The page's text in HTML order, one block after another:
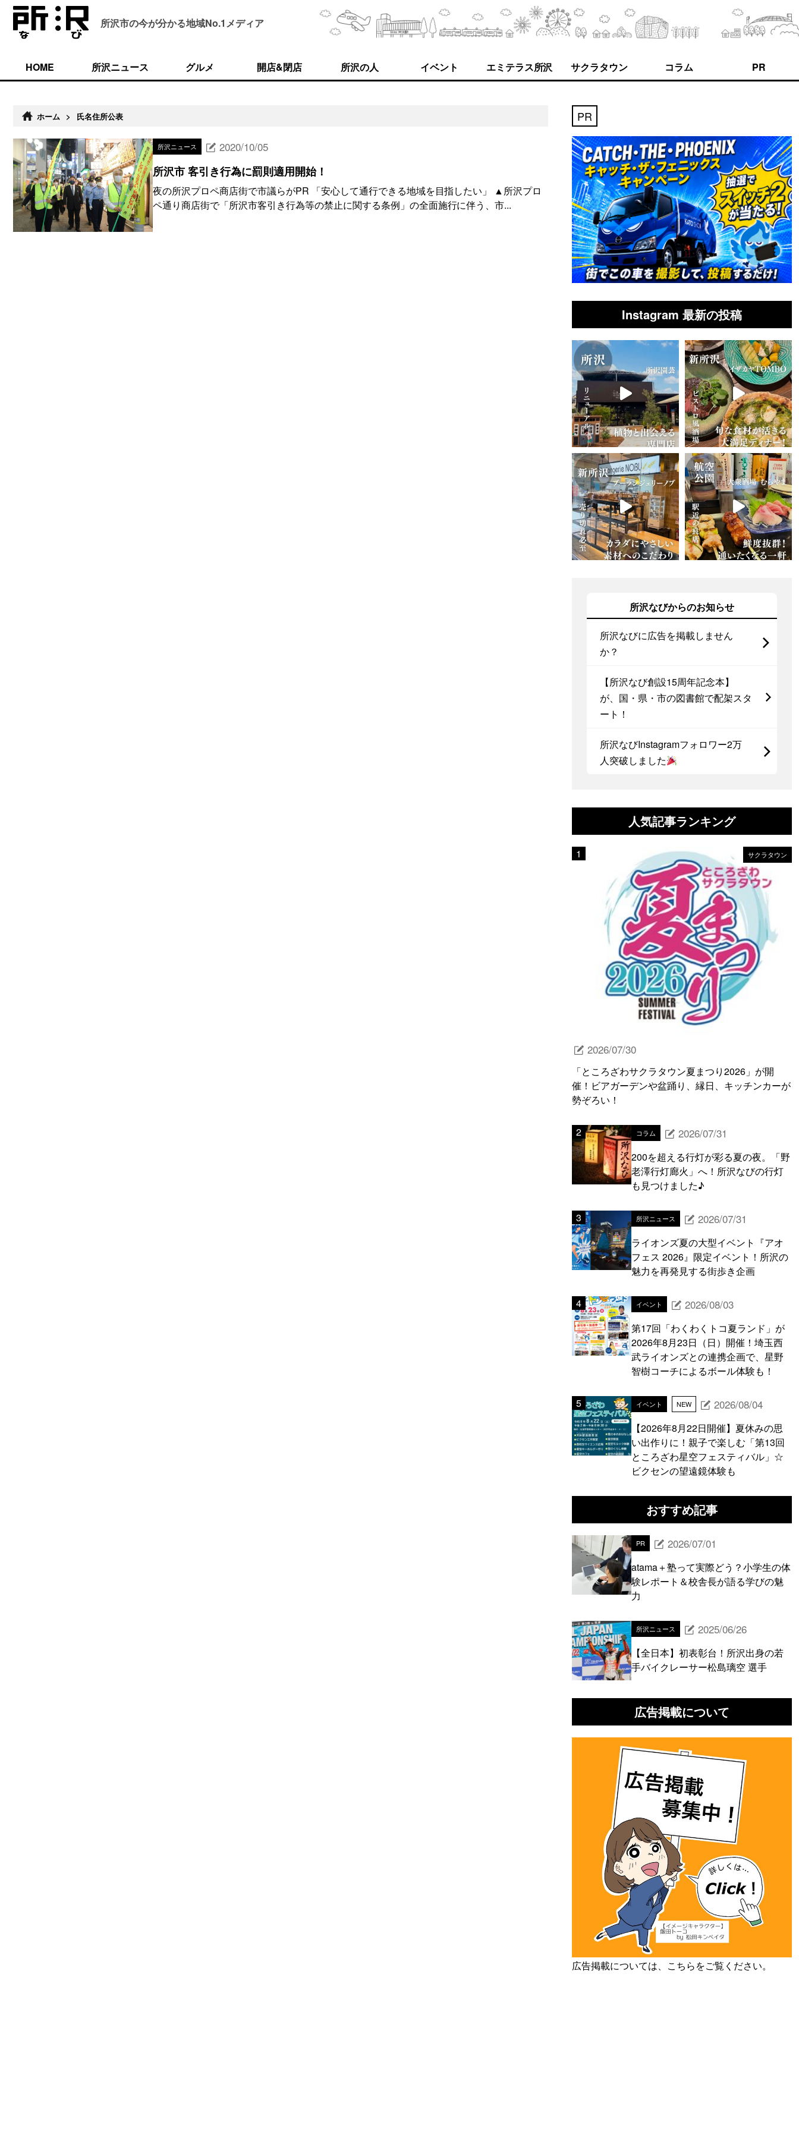
所沢市の今が分かる地域No.1メディア
HOME 所沢ニュース グルメ 開店&閉店 所沢の人 イベント エミテラス所沢 サクラタウン コラム PR
ホーム > 氏名住所公表
所沢ニュース 2020/10/05
所沢市 客引き行為に罰則適用開始！
夜の所沢プロペ商店街で市議らがPR 「安心して通行できる地域を目指したい」 ▲所沢プロ
ペ通り商店街で「所沢市客引き行為等の禁止に関する条例」の全面施行に伴う、市...
PR
Instagram 最新の投稿
所沢なびからのお知らせ
所沢なびに広告を掲載しません
か？
【所沢なび創設15周年記念本】
が、国・県・市の図書館で配架スタ
ート！
所沢なびInstagramフォロワー2万
人突破しました
人気記事ランキング
サクラタウン
2026/07/30
「ところざわサクラタウン夏まつり2026」が開
催！ビアガーデンや盆踊り、縁日、キッチンカーが
勢ぞろい！
コラム 2026/07/31
200を超える行灯が彩る夏の夜。「野
老澤行灯廊火」へ！所沢なびの行灯
も見つけました♪
所沢ニュース 2026/07/31
ライオンズ夏の大型イベント『アオ
フェス 2026』限定イベント！所沢の
魅力を再発見する街歩き企画
イベント 2026/08/03
第17回「わくわくトコ夏ランド」が
2026年8月23日（日）開催！埼玉西
武ライオンズとの連携企画で、星野
智樹コーチによるボール体験も！
イベント NEW 2026/08/04
【2026年8月22日開催】夏休みの思
い出作りに！親子で楽しむ「第13回
ところざわ星空フェスティバル」☆
ビクセンの望遠鏡体験も
おすすめ記事
PR 2026/07/01
atama＋塾って実際どう？小学生の体
験レポート＆校舎長が語る学びの魅
力
所沢ニュース 2025/06/26
【全日本】初表彰台！所沢出身の若
手バイクレーサー松島璃空 選手
広告掲載について
広告掲載については、こちらをご覧ください。